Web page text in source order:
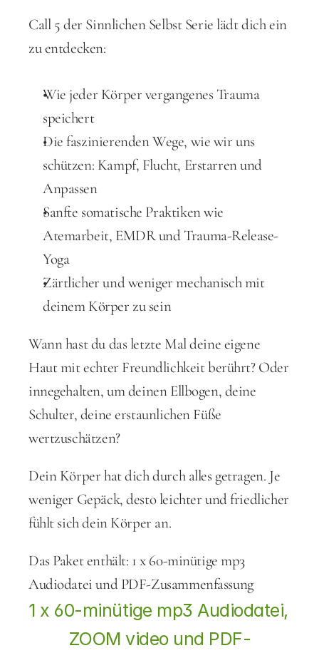
Call 5 der Sinnlichen Selbst Serie lädt dich ein
zu entdecken:
Wie jeder Körper vergangenes Trauma
speichert
Die faszinierenden Wege, wie wir uns
schützen: Kampf, Flucht, Erstarren und
Anpassen
Sanfte somatische Praktiken wie
Atemarbeit, EMDR und Trauma-Release-
Yoga
Zärtlicher und weniger mechanisch mit
deinem Körper zu sein
Wann hast du das letzte Mal deine eigene
Haut mit echter Freundlichkeit berührt? Oder
innegehalten, um deinen Ellbogen, deine
Schulter, deine erstaunlichen Füße
wertzuschätzen?
Dein Körper hat dich durch alles getragen. Je
weniger Gepäck, desto leichter und friedlicher
fühlt sich dein Körper an.
Das Paket enthält: 1 x 60-minütige mp3
Audiodatei und PDF-Zusammenfassung
1 x 60-minütige mp3 Audiodatei,
ZOOM video und PDF-